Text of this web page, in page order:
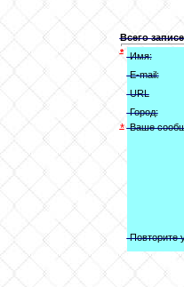
Всего
* Имя:
E-mail:
URL
Город:
* Ваше
Повторите